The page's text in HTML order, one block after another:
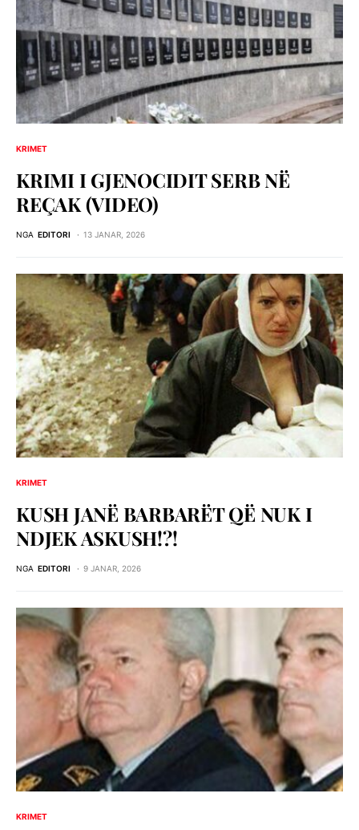
KRIMET
KRIMI I GJENOCIDIT SERB NЁ
REÇAK (VIDEO)
NGA EDITORI 13 JANAR, 2026
KRIMET
KUSH JANË BARBARËT QË NUK I
NDJEK ASKUSH!?!
NGA EDITORI 9 JANAR, 2026
KRIMET